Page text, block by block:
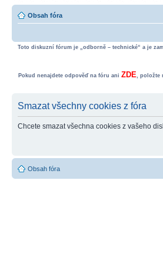
Obsah fóra
Toto diskuzní fórum je „odborně – technické“ a je
Pokud nenajdete odpověď na fóru ani ZDE, položte
Smazat všechny cookies z fóra
Chcete smazat všechna cookies z vašeho
Obsah fóra